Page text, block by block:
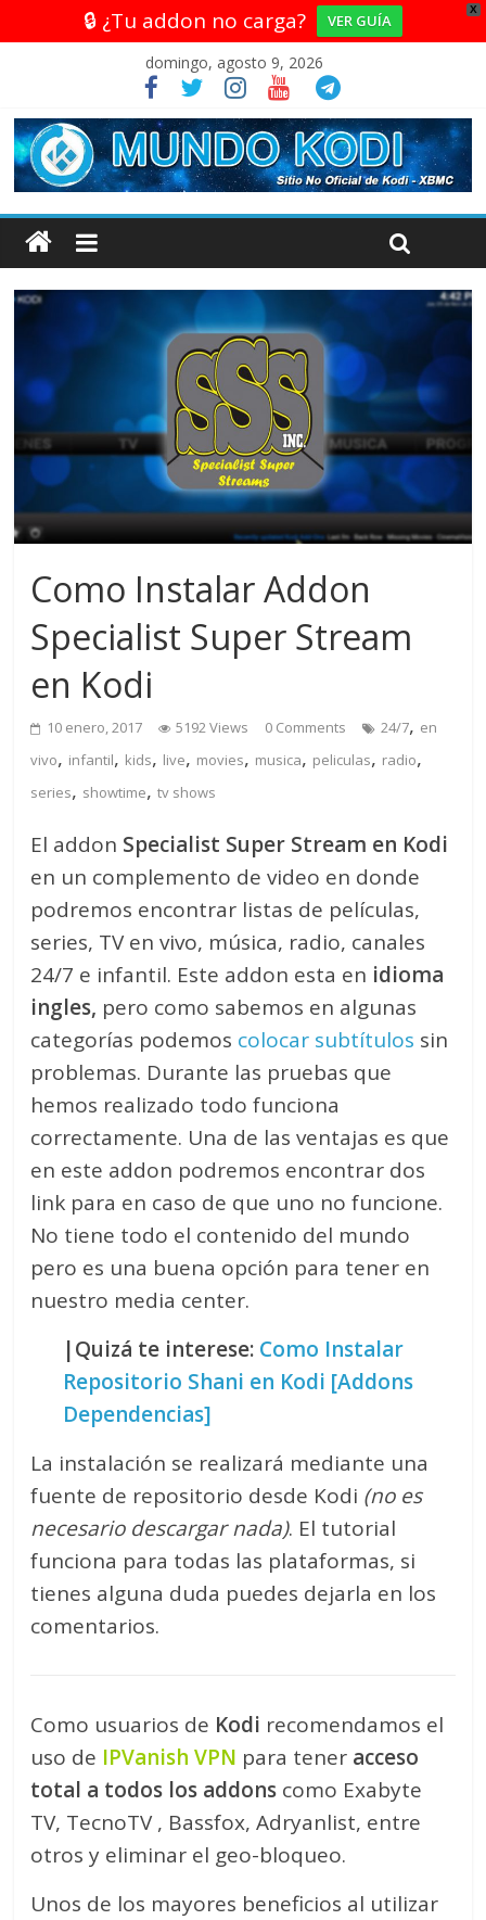
X
🔒 ¿Tu addon no carga? VER GUÍA
domingo, agosto 9, 2026
Como Instalar Addon
Specialist Super Stream
en Kodi
10 enero, 2017 5192 Views 0 Comments 24/7, en
vivo, infantil, kids, live, movies, musica, peliculas, radio,
series, showtime,tv shows
El addon Specialist Super Stream en Kodi
en un complemento de video en donde
podremos encontrar listas de películas,
series, TV en vivo, música, radio, canales
24/7 e infantil. Este addon esta en idioma
ingles, pero como sabemos en algunas
categorías podemos colocar subtítulos sin
problemas. Durante las pruebas que
hemos realizado todo funciona
correctamente. Una de las ventajas es que
en este addon podremos encontrar dos
link para en caso de que uno no funcione.
No tiene todo el contenido del mundo
pero es una buena opción para tener en
nuestro media center.
|Quizá te interese: Como Instalar
Repositorio Shani en Kodi [Addons
Dependencias]
La instalación se realizará mediante una
fuente de repositorio desde Kodi (no es
necesario descargar nada). El tutorial
funciona para todas las plataformas, si
tienes alguna duda puedes dejarla en los
comentarios.
Como usuarios de Kodi recomendamos el
uso de IPVanish VPN para tener acceso
total a todos los addons como Exabyte
TV, TecnoTV , Bassfox, Adryanlist, entre
otros y eliminar el geo-bloqueo.
Unos de los mayores beneficios al utilizar